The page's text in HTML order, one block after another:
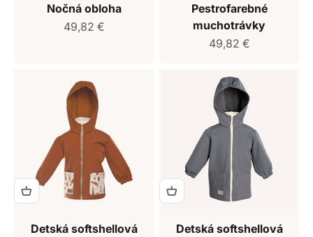
Nočná obloha
Predajná cena
49,82 €
Pestrofarebné
muchotrávky
Predajná cena
49,82 €
Detská softshellová
Detská softshellová